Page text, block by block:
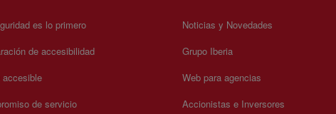
es lo primero
de accesibilidad
accesible
de servicio
Noticias y Novedades
Grupo Iberia
Web para agencias
Accionistas e Inversores